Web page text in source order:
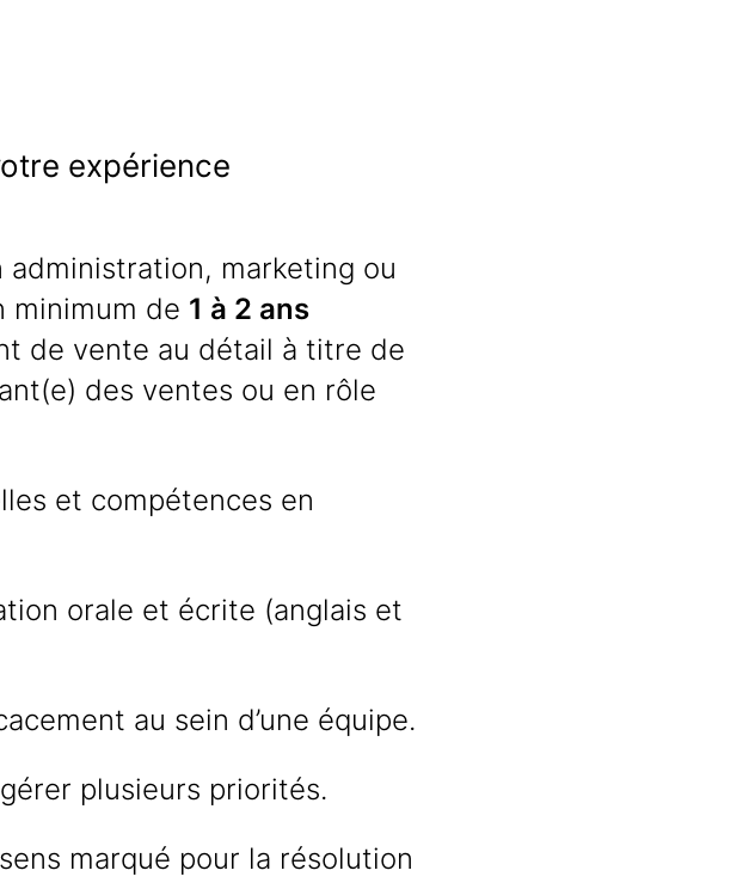
expérience
marketing ou
minimum de 1 à 2 ans
de vente au détail à titre de
des ventes ou en rôle
et compétences en
orale et écrite (anglais et
au sein d’une équipe.
plusieurs priorités.
marqué pour la résolution